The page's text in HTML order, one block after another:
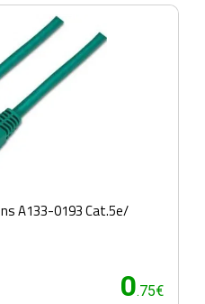
A133-0193 Cat.5e/
0.75€